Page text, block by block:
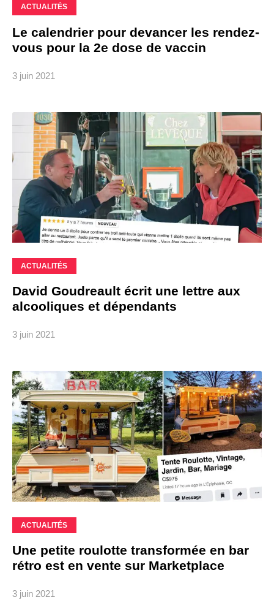
ACTUALITÉS
Le calendrier pour devancer les rendez-
vous pour la 2e dose de vaccin
3 juin 2021
ACTUALITÉS
David Goudreault écrit une lettre aux
alcooliques et dépendants
3 juin 2021
ACTUALITÉS
Une petite roulotte transformée en bar
rétro est en vente sur Marketplace
3 juin 2021